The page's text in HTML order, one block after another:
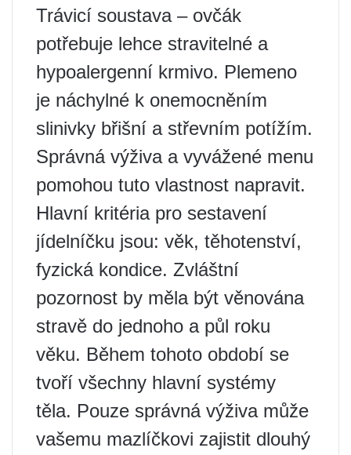
Trávicí soustava – ovčák
potřebuje lehce stravitelné a
hypoalergenní krmivo. Plemeno
je náchylné k onemocněním
slinivky břišní a střevním potížím.
Správná výživa a vyvážené menu
pomohou tuto vlastnost napravit.
Hlavní kritéria pro sestavení
jídelníčku jsou: věk, těhotenství,
fyzická kondice. Zvláštní
pozornost by měla být věnována
stravě do jednoho a půl roku
věku. Během tohoto období se
tvoří všechny hlavní systémy
těla. Pouze správná výživa může
vašemu mazlíčkovi zajistit dlouhý